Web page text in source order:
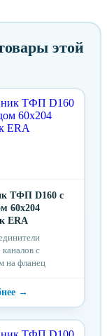
этой
ТФП D160 с
60х204
ERA
с
на фланец